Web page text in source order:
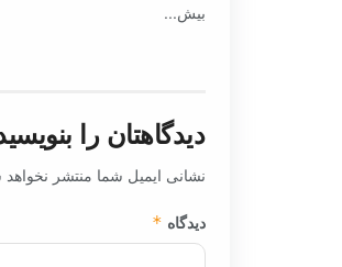
بیش...
دیدگاهتان را
نشانی ایمیل شما منتشر
دیدگاه *